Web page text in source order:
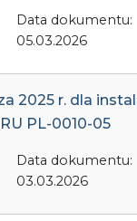
Data dokumentu:
05.03.2026
2025 r. dla
PL-0010-05
Data dokumentu:
03.03.2026